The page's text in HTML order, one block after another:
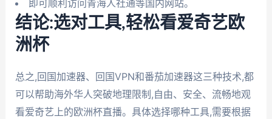
即可顺利访问青海人社通等国内网站。
结论:选对工具,轻松看爱奇艺欧
洲杯
总之,回国加速器、回国VPN和番茄加速器这三种技术,都
可以帮助海外华人突破地理限制,自由、安全、流畅地观
看爱奇艺上的欧洲杯直播。具体选择哪种工具,需要根据